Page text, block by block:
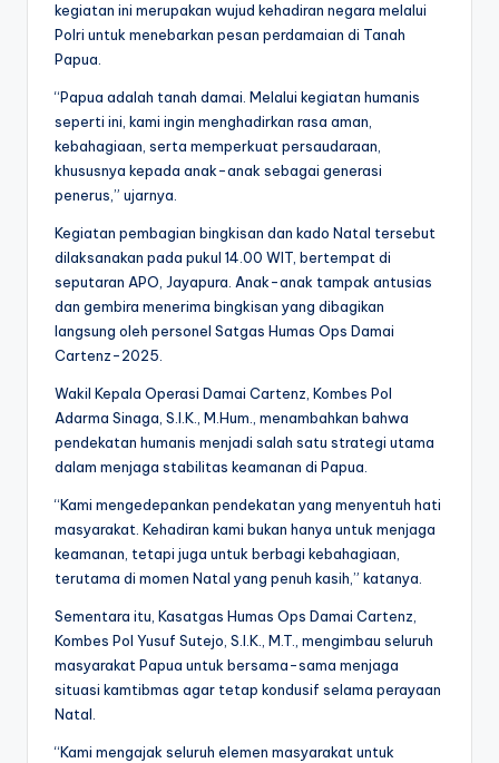
kegiatan ini merupakan wujud kehadiran negara melalui
Polri untuk menebarkan pesan perdamaian di Tanah
Papua.
“Papua adalah tanah damai. Melalui kegiatan humanis
seperti ini, kami ingin menghadirkan rasa aman,
kebahagiaan, serta memperkuat persaudaraan,
khususnya kepada anak-anak sebagai generasi
penerus,” ujarnya.
Kegiatan pembagian bingkisan dan kado Natal tersebut
dilaksanakan pada pukul 14.00 WIT, bertempat di
seputaran APO, Jayapura. Anak-anak tampak antusias
dan gembira menerima bingkisan yang dibagikan
langsung oleh personel Satgas Humas Ops Damai
Cartenz-2025.
Wakil Kepala Operasi Damai Cartenz, Kombes Pol
Adarma Sinaga, S.I.K., M.Hum., menambahkan bahwa
pendekatan humanis menjadi salah satu strategi utama
dalam menjaga stabilitas keamanan di Papua.
“Kami mengedepankan pendekatan yang menyentuh hati
masyarakat. Kehadiran kami bukan hanya untuk menjaga
keamanan, tetapi juga untuk berbagi kebahagiaan,
terutama di momen Natal yang penuh kasih,” katanya.
Sementara itu, Kasatgas Humas Ops Damai Cartenz,
Kombes Pol Yusuf Sutejo, S.I.K., M.T., mengimbau seluruh
masyarakat Papua untuk bersama-sama menjaga
situasi kamtibmas agar tetap kondusif selama perayaan
Natal.
“Kami mengajak seluruh elemen masyarakat untuk